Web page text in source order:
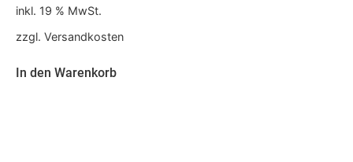
inkl. 19 % MwSt.
zzgl. Versandkosten
In den Warenkorb